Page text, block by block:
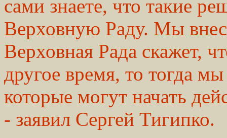
сами знаете, что такие
Верховную Раду. Мы
Верховная Рада скажет,
другое время, то тогда
которые могут начать
- заявил Сергей Тигипко.